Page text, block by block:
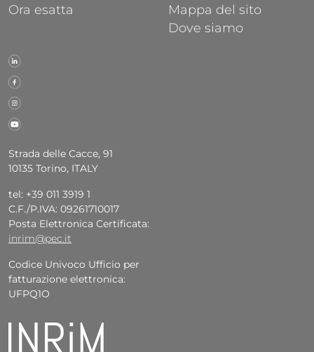
Strada delle Cacce, 91
10135 Torino, ITALY
tel: +39 011 3919 1
C.F./P.IVA: 09261710017
Posta Elettronica Certificata:
inrim@pec.it
Codice Univoco Ufficio per
fatturazione elettronica:
UFPQ1O
Ora esatta
Mappa del sito
Dove siamo